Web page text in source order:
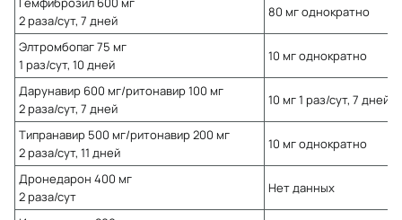
2 раза/сут, 7 дней
80 мг однократно
Элтромбопаг 75 мг
1 раз/сут, 10 дней
10 мг однократно
Дарунавир 600 мг/ритонавир 100 мг
2 раза/сут, 7 дней
10 мг 1 раз/сут, 7 дней
Типранавир 500 мг/ритонавир 200 мг
2 раза/сут, 11 дней
10 мг однократно
Дронедарон 400 мг
2 раза/сут
Нет данных